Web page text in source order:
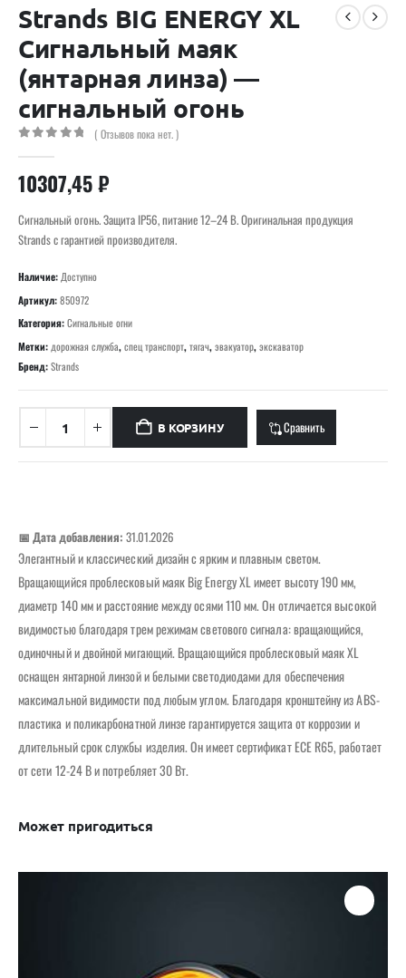
Strands BIG ENERGY XL
Сигнальный маяк
(янтарная линза) —
сигнальный огонь
( Отзывов пока нет. )
10307,45₽
Сигнальный огонь. Защита IP56, питание 12–24 В. Оригинальная продукция
Strands с гарантией производителя.
Наличие: Доступно
Артикул:850972
Категория:Сигнальные огни
Метки: дорожная служба,спец транспорт,тягач,эвакуатор,экскаватор
Бренд:Strands
В КОРЗИНУ Сравнить
📅 Дата добавления: 31.01.2026
Элегантный и классический дизайн с ярким и плавным светом.
Вращающийся проблесковый маяк Big Energy XL имеет высоту 190 мм,
диаметр 140 мм и расстояние между осями 110 мм. Он отличается высокой
видимостью благодаря трем режимам светового сигнала: вращающийся,
одиночный и двойной мигающий. Вращающийся проблесковый маяк XL
оснащен янтарной линзой и белыми светодиодами для обеспечения
максимальной видимости под любым углом. Благодаря кронштейну из ABS-
пластика и поликарбонатной линзе гарантируется защита от коррозии и
длительный срок службы изделия. Он имеет сертификат ECE R65, работает
от сети 12-24 В и потребляет 30 Вт.
Может пригодиться